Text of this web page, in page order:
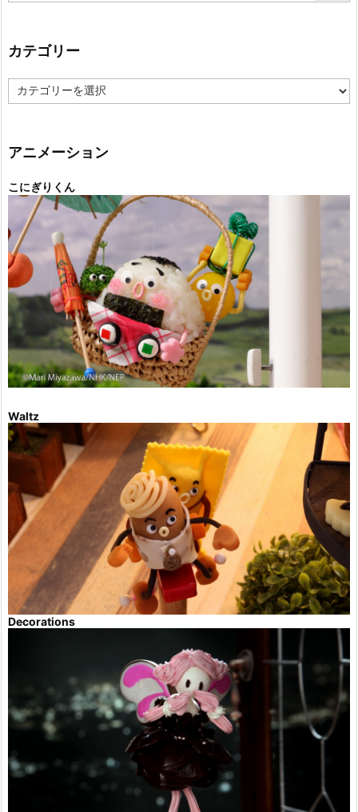
カテゴリー
テ
ー
アニメーション
こにぎりくん
Waltz
Decorations